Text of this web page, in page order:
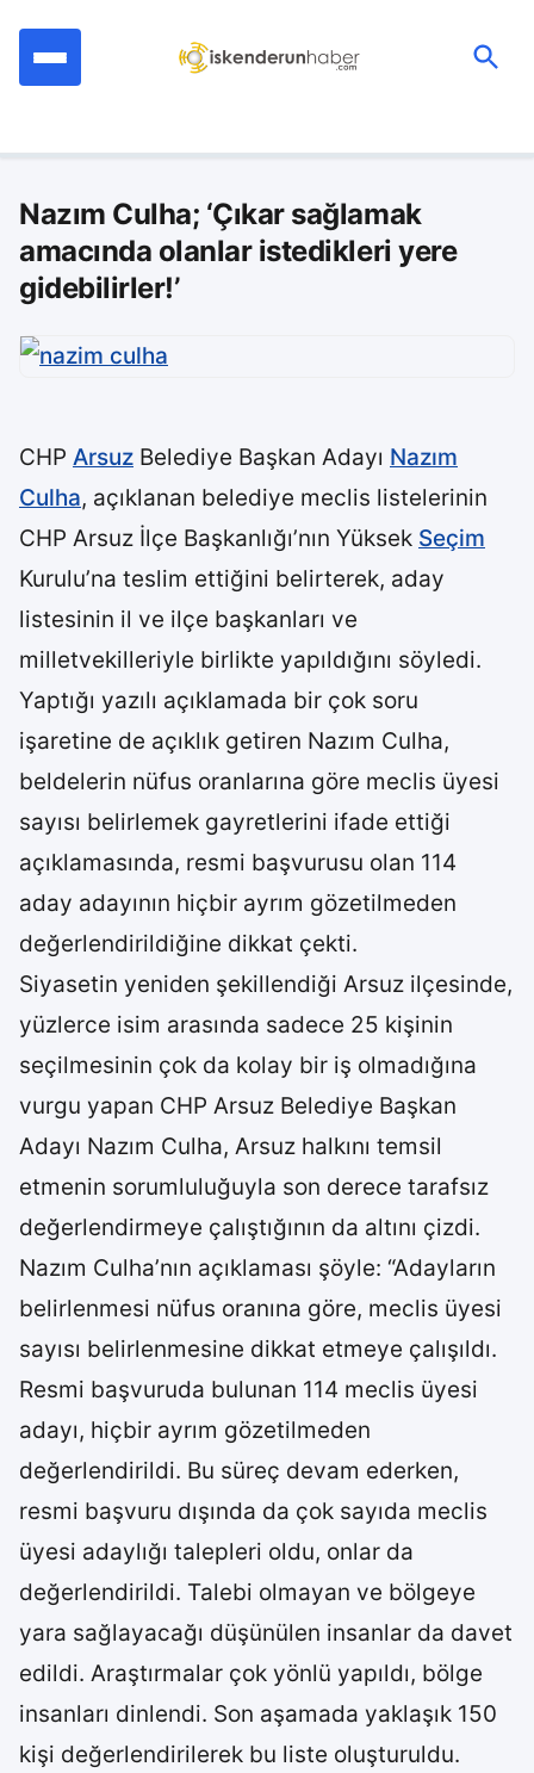
Nazım Culha; ‘Çıkar sağlamak
amacında olanlar istedikleri yere
gidebilirler!’
CHP Arsuz Belediye Başkan Adayı Nazım
Culha, açıklanan belediye meclis listelerinin
CHP Arsuz İlçe Başkanlığı’nın Yüksek Seçim
Kurulu’na teslim ettiğini belirterek, aday
listesinin il ve ilçe başkanları ve
milletvekilleriyle birlikte yapıldığını söyledi.
Yaptığı yazılı açıklamada bir çok soru
işaretine de açıklık getiren Nazım Culha,
beldelerin nüfus oranlarına göre meclis üyesi
sayısı belirlemek gayretlerini ifade ettiği
açıklamasında, resmi başvurusu olan 114
aday adayının hiçbir ayrım gözetilmeden
değerlendirildiğine dikkat çekti.
Siyasetin yeniden şekillendiği Arsuz ilçesinde,
yüzlerce isim arasında sadece 25 kişinin
seçilmesinin çok da kolay bir iş olmadığına
vurgu yapan CHP Arsuz Belediye Başkan
Adayı Nazım Culha, Arsuz halkını temsil
etmenin sorumluluğuyla son derece tarafsız
değerlendirmeye çalıştığının da altını çizdi.
Nazım Culha’nın açıklaması şöyle: “Adayların
belirlenmesi nüfus oranına göre, meclis üyesi
sayısı belirlenmesine dikkat etmeye çalışıldı.
Resmi başvuruda bulunan 114 meclis üyesi
adayı, hiçbir ayrım gözetilmeden
değerlendirildi. Bu süreç devam ederken,
resmi başvuru dışında da çok sayıda meclis
üyesi adaylığı talepleri oldu, onlar da
değerlendirildi. Talebi olmayan ve bölgeye
yara sağlayacağı düşünülen insanlar da davet
edildi. Araştırmalar çok yönlü yapıldı, bölge
insanları dinlendi. Son aşamada yaklaşık 150
kişi değerlendirilerek bu liste oluşturuldu.